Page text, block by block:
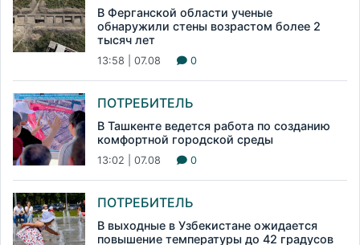
В Ферганской области ученые
обнаружили стены возрастом более 2
тысяч лет
13:58 | 07.08 0
ПОТРЕБИТЕЛЬ
В Ташкенте ведется работа по созданию
комфортной городской среды
13:02 | 07.08 0
ПОТРЕБИТЕЛЬ
В выходные в Узбекистане ожидается
повышение температуры до 42 градусов